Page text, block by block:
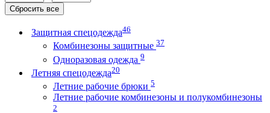
Сбросить все
Защитная спецодежда46
Комбинезоны защитные 37
Одноразовая одежда 9
Летняя спецодежда20
Летние рабочие брюки 5
Летние рабочие комбинезоны и полукомбинезоны
2